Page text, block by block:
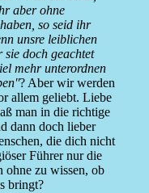
aber ohne
so seid ihr
unsre leiblichen
doch geachtet
mehr unterordnen
? Aber wir werden
allem geliebt. Liebe
man in die richtige
dann doch lieber
die dich nicht
Führer nur die
ohne zu wissen, ob
bringt?